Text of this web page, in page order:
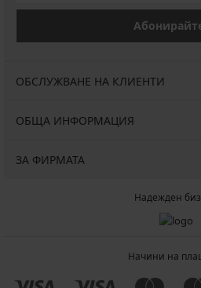
ОБСЛУЖВАНЕ НА КЛИЕНТИ
ОБЩА ИНФОРМАЦИЯ
ЗА ФИРМАТА
Надежден
Начини на